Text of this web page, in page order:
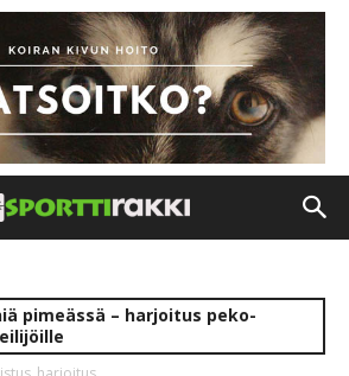
pimeässä – harjoitus peko-